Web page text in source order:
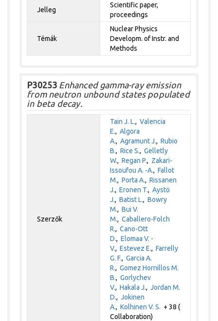
Jelleg
Scientific paper,
proceedings
Témák
Nuclear Physics
Developm. of Instr. and
Methods
P30253 Enhanced gamma-ray emission
from neutron unbound states populated
in beta decay.
Szerzők
Tain J. L.,Valencia
E.,Algora
A.,Agramunt J.,Rubio
B.,Rice S.,Gelletly
W.,Regan P., Zakari-
Issoufou A. -A.,Fallot
M.,Porta A.,Rissanen
J.,Eronen T.,Aystö
J.,Batist L.,Bowry
M.,Bui V.
M.,Caballero-Folch
R.,Cano-Ott
D.,Elomaa V. -
V.,Estevez E.,Farrelly
G. F.,Garcia A.
R.,Gomez Hornillos M.
B.,Gorlychev
V.,Hakala J.,Jordan M.
D.,Jokinen
A.,Kolhinen V. S. + 38 (
Collaboration)